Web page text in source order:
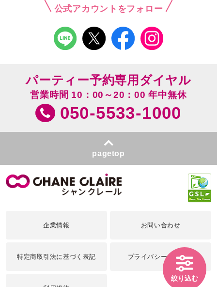
公式アカウントをフォロー
絞り込む
パーティー予約専用ダイヤル
営業時間 10：00～20：00 年中無休
050-5533-1000
pagetop
企業情報 お問い合わせ
特定商取引法に基づく表記 プライバシーポリシー